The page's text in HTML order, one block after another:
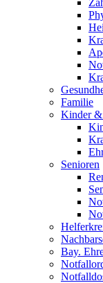
Familie
Kinder &
Senioren
Bay.